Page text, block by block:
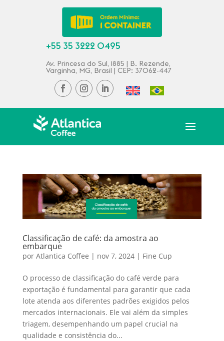
+55 35 3222 0495
Av. Princesa do Sul, 1885 | B. Rezende,
Varginha, MG, Brasil | CEP: 37062-447
Classificação de café: da amostra ao
embarque
por Atlantica Coffee | nov 7, 2024| Fine Cup
O processo de classificação do café verde para
exportação é fundamental para garantir que cada
lote atenda aos diferentes padrões exigidos pelos
mercados internacionais. Ele vai além da simples
triagem, desempenhando um papel crucial na
qualidade e consistência do...